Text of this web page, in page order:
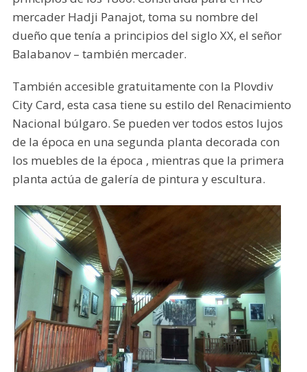
mercader Hadji Panajot, toma su nombre del
dueño que tenía a principios del siglo XX, el señor
Balabanov – también mercader.
También accesible gratuitamente con la Plovdiv
City Card, esta casa tiene su estilo del Renacimiento
Nacional búlgaro. Se pueden ver todos estos lujos
de la época en una segunda planta decorada con
los muebles de la época , mientras que la primera
planta actúa de galería de pintura y escultura.